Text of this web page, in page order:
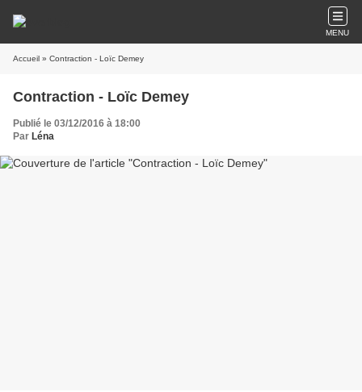
MENU
Accueil » Contraction - Loïc Demey
Contraction - Loïc Demey
Publié le 03/12/2016 à 18:00
Par Léna